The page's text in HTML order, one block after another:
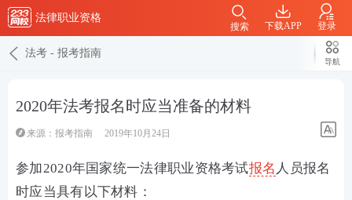
法律职业资格
下载APP 登录
搜索
法考 - 报考指南
导航
2020年法考报名时应当准备的材料
来源： 报考指南 2019年10月24日
参加2020年国家统一法律职业资格考试报名 人员报名
时应当具有以下材料：